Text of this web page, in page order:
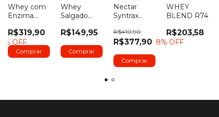
% OFF
Whey com
Enzima
BYOPURE -
900gr
R$319,90
Comprar
Whey
Salgado
345g
R$149,95
Comprar
Nectar
Syntrax
Isolado Suco
de Cereja -
R$377,90
R$410,90
8% OFF
WHEY
BLEND R74
R$203,58